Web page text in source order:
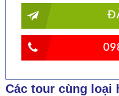
Các tour cùng loại